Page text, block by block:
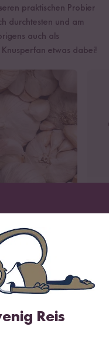
praktischen Probier
durchtesten und am
auch als
etwas dabei!
Reis